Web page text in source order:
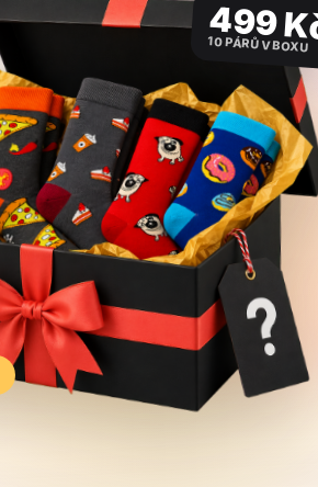
499
10 PÁRŮ V BOXU